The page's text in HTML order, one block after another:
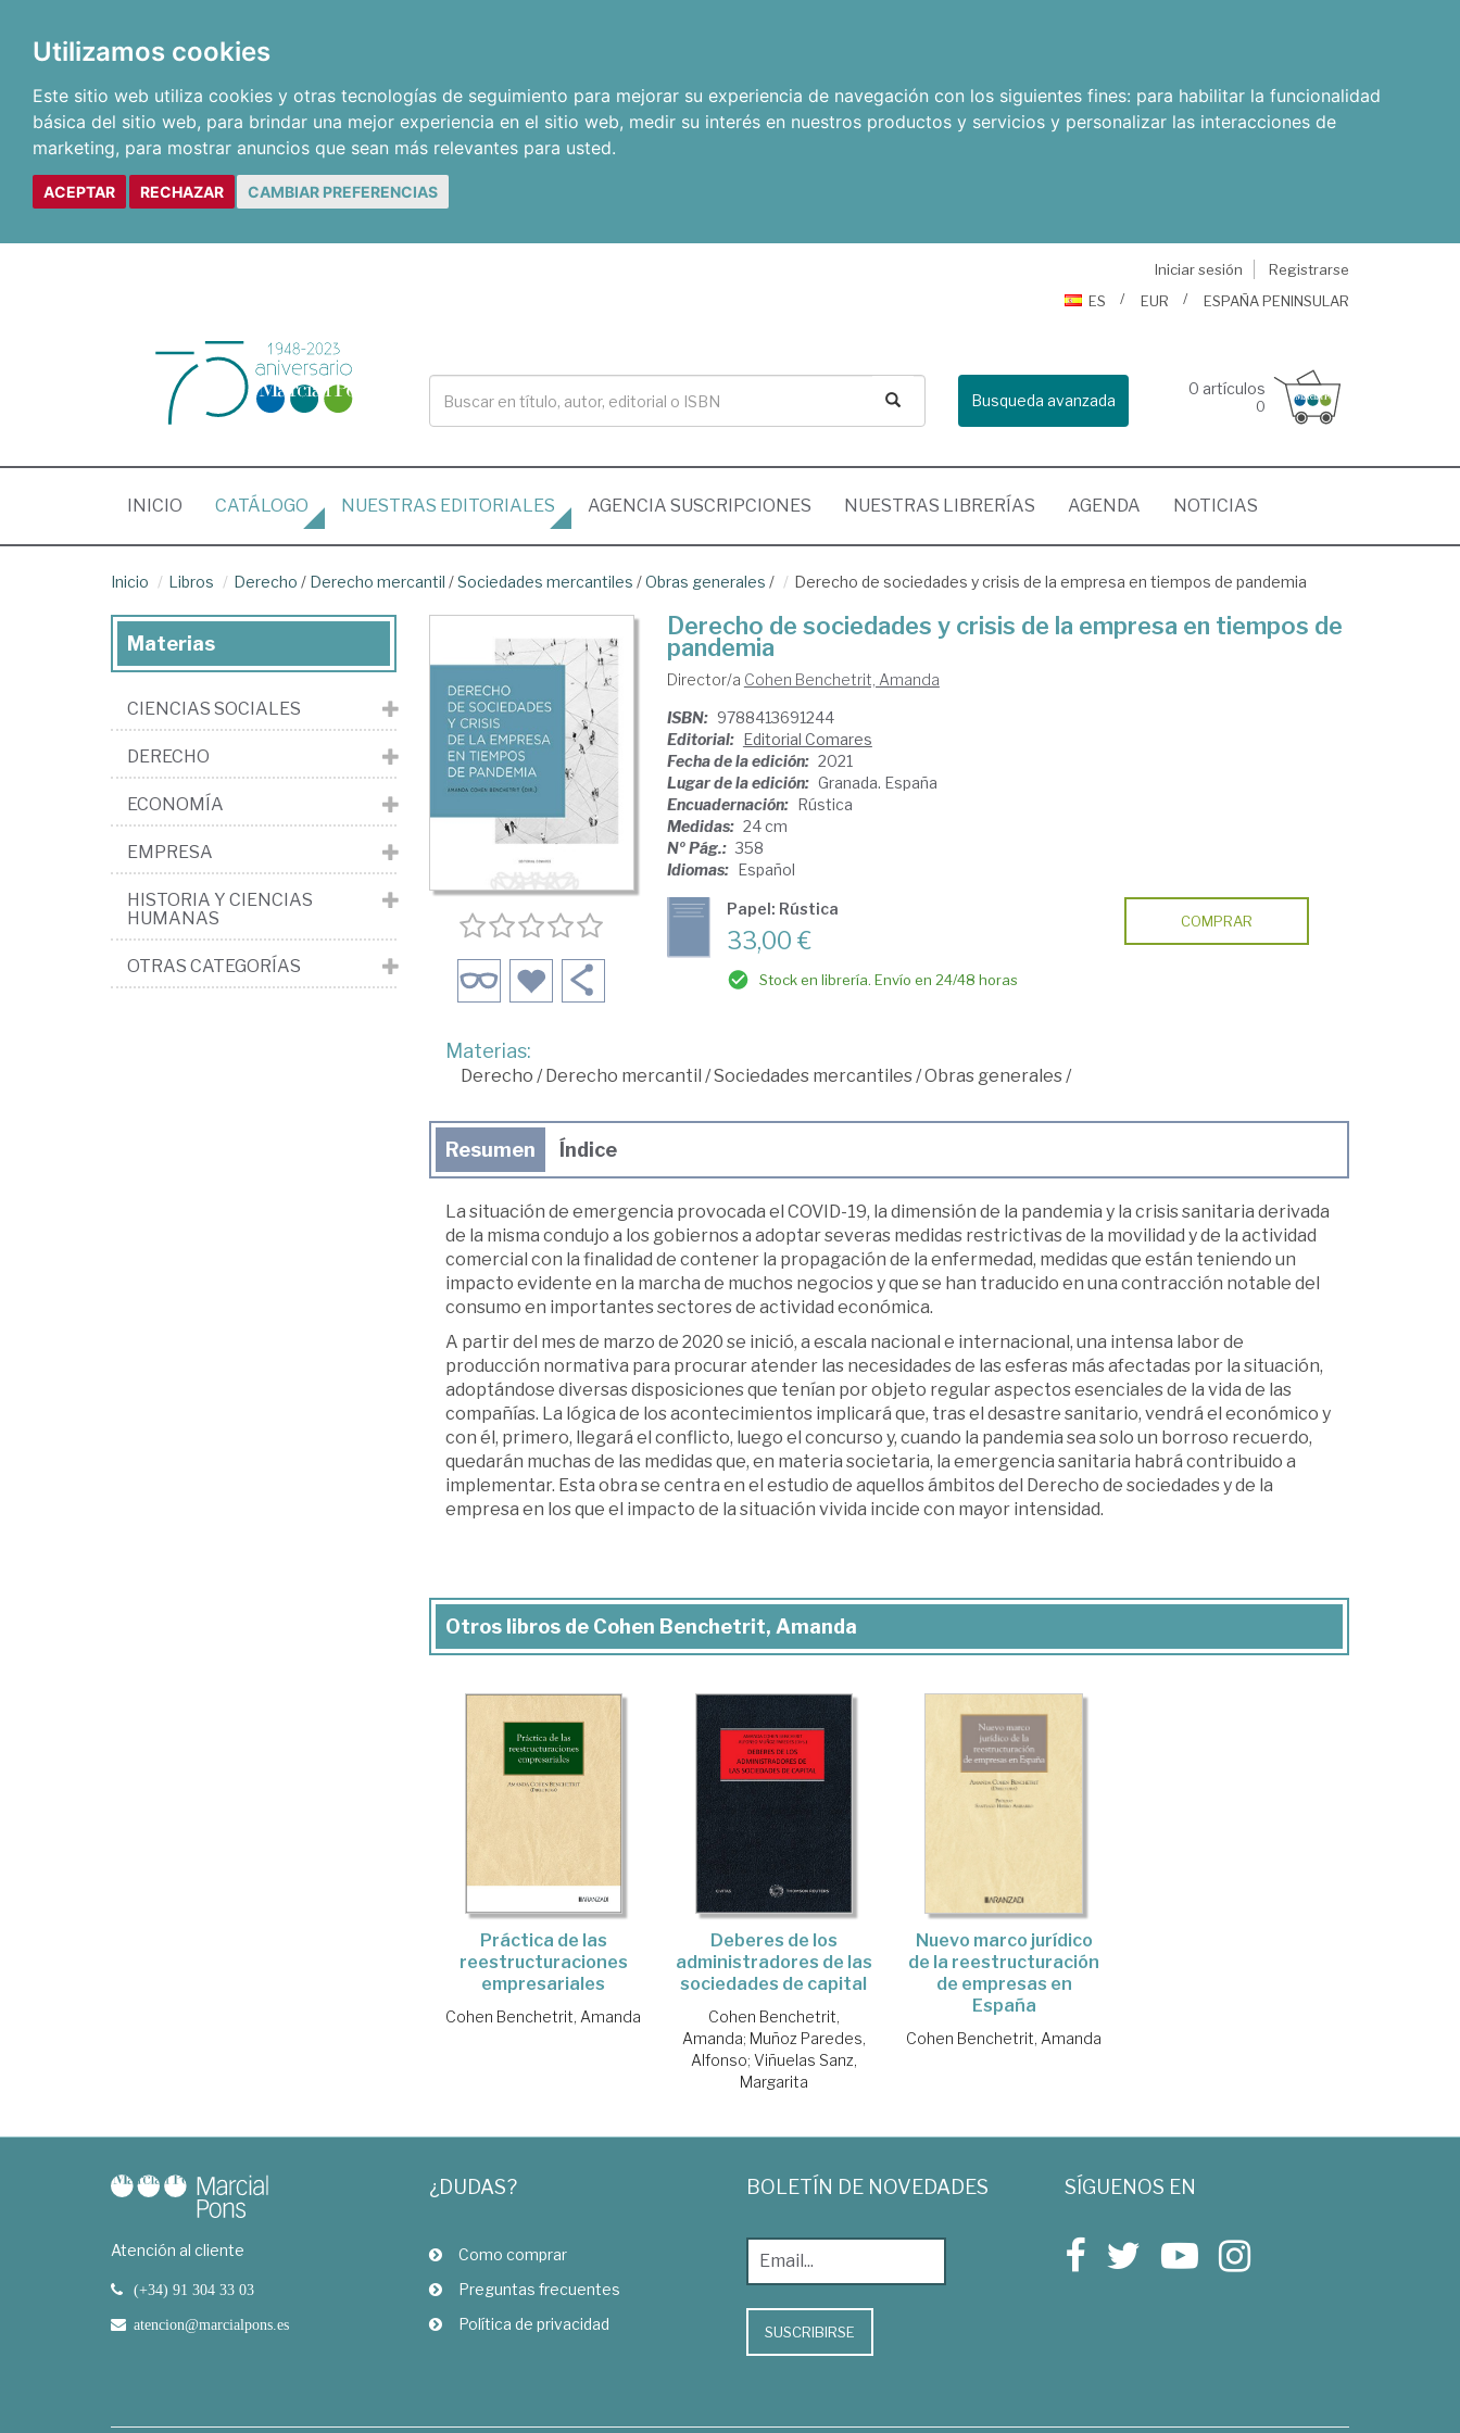
Utilizamos cookies
Este sitio web utiliza cookies y otras tecnologías de seguimiento para mejorar su experiencia de navegación con los siguientes fines: para habilitar la funcionalidad
básica del sitio web, para brindar una mejor experiencia en el sitio web, medir su interés en nuestros productos y servicios y personalizar las interacciones de
marketing, para mostrar anuncios que sean más relevantes para usted.
ACEPTAR RECHAZAR CAMBIAR PREFERENCIAS
Iniciar sesión
Registrarse
ES
EUR ESPAÑA PENINSULAR
Busqueda avanzada
0 artículos
0
INICIO (CURRENT)
CATÁLOGO NUESTRAS EDITORIALES AGENCIA SUSCRIPCIONES NUESTRAS LIBRERÍAS AGENDA NOTICIAS
Inicio Libros Derecho / Derecho mercantil /Sociedades mercantiles /Obras generales / Derecho de sociedades y crisis de la empresa en tiempos de pandemia
Derecho de sociedades y crisis de la empresa en tiempos de
pandemia
Director/a Cohen Benchetrit, Amanda
ISBN: 9788413691244
Editorial: Editorial Comares
Fecha de la edición: 2021
Lugar de la edición: Granada. España
Encuadernación: Rústica
Medidas: 24 cm
Nº Pág.: 358
Idiomas: Español
Papel: Rústica
33,00 €
Stock en librería. Envío en 24/48 horas
COMPRAR
Materias:
Derecho /Derecho mercantil /Sociedades mercantiles/Obras generales/
Resumen Índice
La situación de emergencia provocada el COVID-19, la dimensión de la pandemia y la crisis sanitaria derivada
de la misma condujo a los gobiernos a adoptar severas medidas restrictivas de la movilidad y de la actividad
comercial con la finalidad de contener la propagación de la enfermedad, medidas que están teniendo un
impacto evidente en la marcha de muchos negocios y que se han traducido en una contracción notable del
consumo en importantes sectores de actividad económica.
A partir del mes de marzo de 2020 se inició, a escala nacional e internacional, una intensa labor de
producción normativa para procurar atender las necesidades de las esferas más afectadas por la situación,
adoptándose diversas disposiciones que tenían por objeto regular aspectos esenciales de la vida de las
compañías. La lógica de los acontecimientos implicará que, tras el desastre sanitario, vendrá el económico y
con él, primero, llegará el conflicto, luego el concurso y, cuando la pandemia sea solo un borroso recuerdo,
quedarán muchas de las medidas que, en materia societaria, la emergencia sanitaria habrá contribuido a
implementar. Esta obra se centra en el estudio de aquellos ámbitos del Derecho de sociedades y de la
empresa en los que el impacto de la situación vivida incide con mayor intensidad.
Otros libros de Cohen Benchetrit, Amanda
Práctica de las
reestructuraciones
empresariales
Cohen Benchetrit, Amanda
Deberes de los
administradores de las
sociedades de capital
Cohen Benchetrit,
Amanda; Muñoz Paredes,
Alfonso; Viñuelas Sanz,
Margarita
Nuevo marco jurídico
de la reestructuración
de empresas en
España
Cohen Benchetrit, Amanda
Materias
CIENCIAS SOCIALES
DERECHO
ECONOMÍA
EMPRESA
HISTORIA Y CIENCIAS
HUMANAS
OTRAS CATEGORÍAS
Atención al cliente
(+34) 91 304 33 03
atencion@marcialpons.es
¿DUDAS?
Como comprar
Preguntas frecuentes
Política de privacidad
BOLETÍN DE NOVEDADES
SUSCRIBIRSE
SÍGUENOS EN